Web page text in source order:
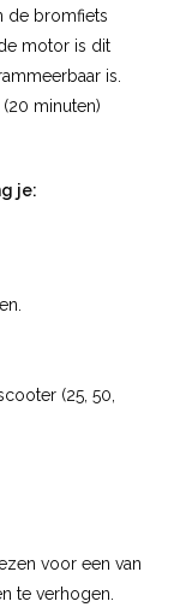
de bromfiets
motor is dit
is.
minuten)
je:
(25, 50,
voor een van
te verhogen.